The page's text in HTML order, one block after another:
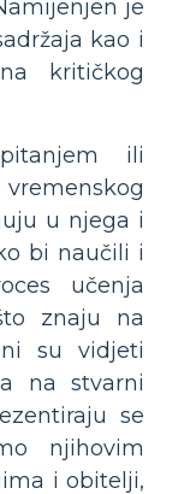
je
kao i
kritičkog
ili
u njega i
bi naučili i
učenja
znaju na
su vidjeti
na stvarni
se
njihovim
i obitelji,